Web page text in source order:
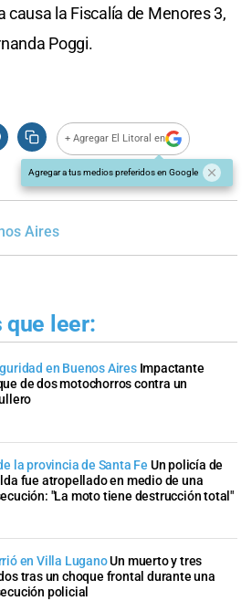
causa la Fiscalía de Menores 3,
Poggi.
+ Agregar El Litoral en
Agregar a tus medios preferidos en Google
Aires
que leer:
en Buenos Aires Impactante
de dos motochorros contra un
la provincia de Santa Fe Un policía de
fue atropellado en medio de una
"La moto tiene destrucción total"
en Villa LuganoUn muerto y tres
tras un choque frontal durante una
policial